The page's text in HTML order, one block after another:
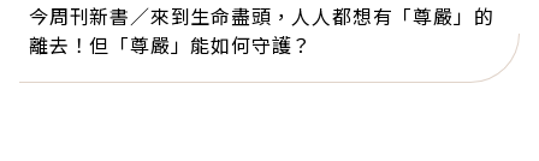
今周刊新書／來到生命盡頭，人人都想有「尊嚴」的
離去！但「尊嚴」能如何守護？